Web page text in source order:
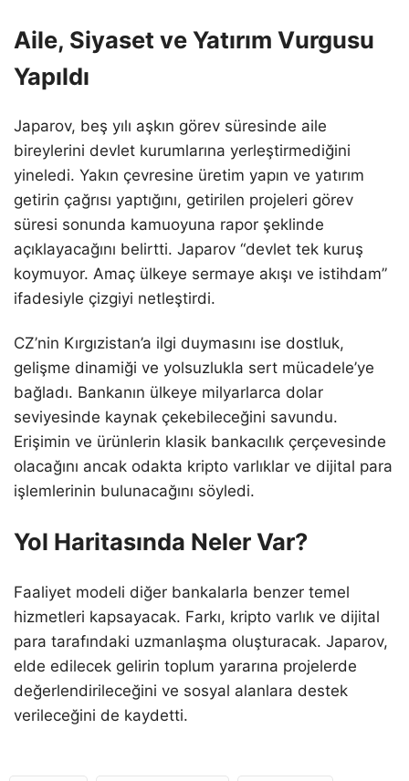
Aile, Siyaset ve Yatırım Vurgusu
Yapıldı
Japarov, beş yılı aşkın görev süresinde aile
bireylerini devlet kurumlarına yerleştirmediğini
yineledi. Yakın çevresine üretim yapın ve yatırım
getirin çağrısı yaptığını, getirilen projeleri görev
süresi sonunda kamuoyuna rapor şeklinde
açıklayacağını belirtti. Japarov “devlet tek kuruş
koymuyor. Amaç ülkeye sermaye akışı ve istihdam”
ifadesiyle çizgiyi netleştirdi.
CZ’nin Kırgızistan’a ilgi duymasını ise dostluk,
gelişme dinamiği ve yolsuzlukla sert mücadele’ye
bağladı. Bankanın ülkeye milyarlarca dolar
seviyesinde kaynak çekebileceğini savundu.
Erişimin ve ürünlerin klasik bankacılık çerçevesinde
olacağını ancak odakta kripto varlıklar ve dijital para
işlemlerinin bulunacağını söyledi.
Yol Haritasında Neler Var?
Faaliyet modeli diğer bankalarla benzer temel
hizmetleri kapsayacak. Farkı, kripto varlık ve dijital
para tarafındaki uzmanlaşma oluşturacak. Japarov,
elde edilecek gelirin toplum yararına projelerde
değerlendirileceğini ve sosyal alanlara destek
verileceğini de kaydetti.